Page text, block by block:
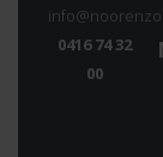
0416 74 32
00